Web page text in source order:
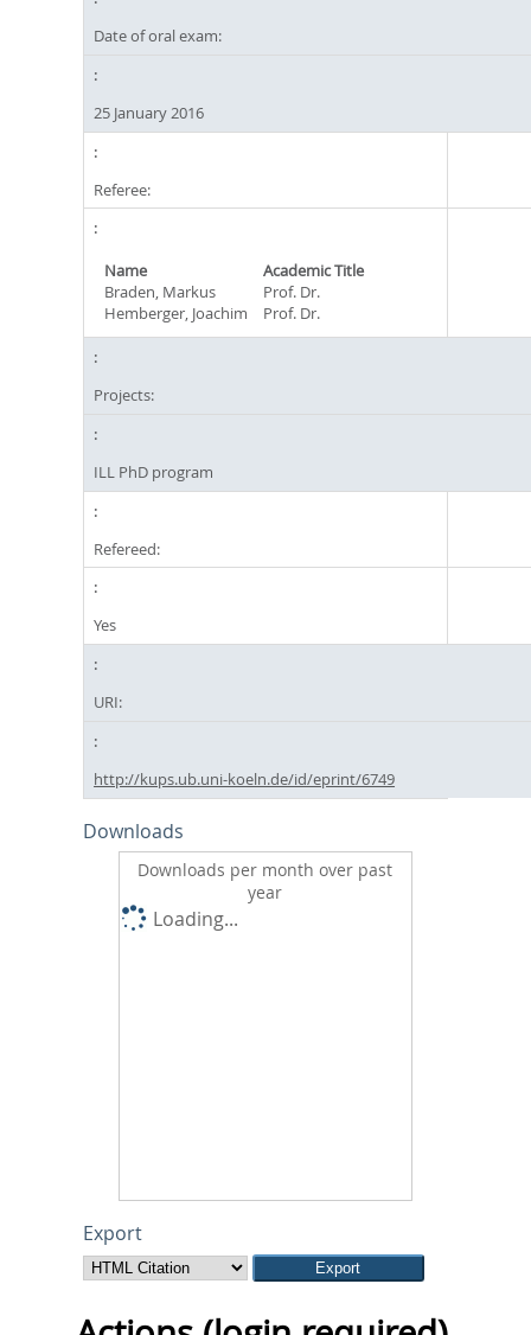
Date of oral exam:
25 January 2016
Referee:
Name
Academic Title
Braden, Markus
Prof. Dr.
Hemberger, Joachim
Prof. Dr.
Projects:
ILL PhD program
Refereed:
Yes
URI:
http://kups.ub.uni-koeln.de/id/eprint/6749
Downloads
Downloads per month over past
year
Loading...
Export